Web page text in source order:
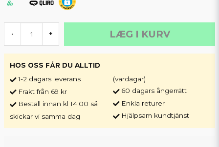
- + LÆG I KURV
HOS OSS FÅR DU ALLTID
1-2 dagars leverans
Frakt från 69 kr
Beställ innan kl 14.00 så
skickar vi samma dag
(vardagar)
60 dagars ångerrätt
Enkla returer
Hjälpsam kundtjänst